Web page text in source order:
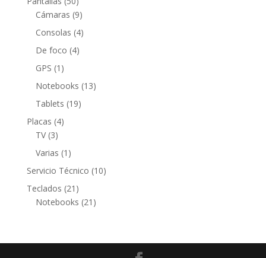
productos
Cámaras 99
productos
Consolas 44
De foco 44
GPS 1 1
producto
Notebooks 1313
Tablets 1919
Placas 44
TV 33
productos
Varias 1 1
producto
Servicio Técnico 1010
Teclados 21 21
productos
Notebooks 21 21